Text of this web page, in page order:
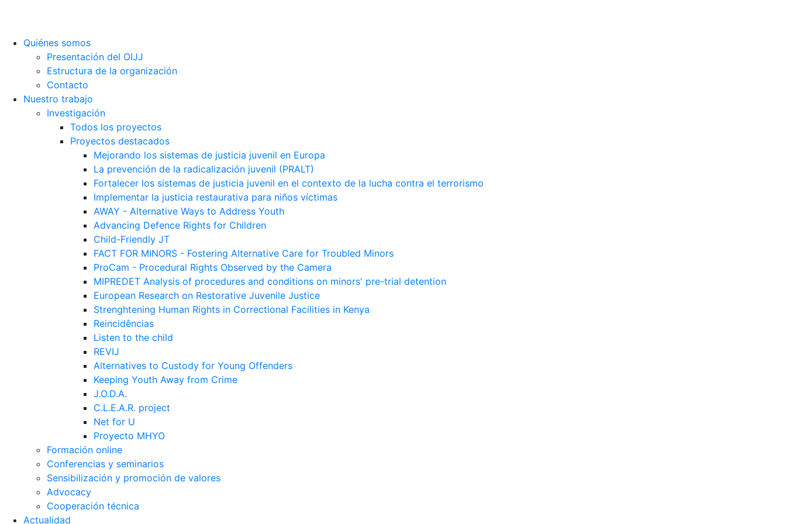
Quiénes somos
Presentación del OIJJ
Estructura de la organización
Contacto
Nuestro trabajo
Investigación
Todos los proyectos
Proyectos destacados
Mejorando los sistemas de justicia juvenil en Europa
La prevención de la radicalización juvenil (PRALT)
Fortalecer los sistemas de justicia juvenil en el contexto de la lucha contra el terrorismo
Implementar la justicia restaurativa para niños víctimas
AWAY - Alternative Ways to Address Youth
Advancing Defence Rights for Children
Child-Friendly JT
FACT FOR MINORS - Fostering Alternative Care for Troubled Minors
ProCam - Procedural Rights Observed by the Camera
MIPREDET Analysis of procedures and conditions on minors' pre-trial detention
European Research on Restorative Juvenile Justice
Strenghtening Human Rights in Correctional Facilities in Kenya
Reincidências
Listen to the child
REVIJ
Alternatives to Custody for Young Offenders
Keeping Youth Away from Crime
J.O.D.A.
C.L.E.A.R. project
Net for U
Proyecto MHYO
Formación online
Conferencias y seminarios
Sensibilización y promoción de valores
Advocacy
Cooperación técnica
Actualidad